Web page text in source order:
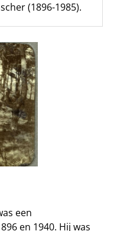
(1896-1985).
een
en 1940. Hij was